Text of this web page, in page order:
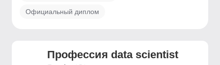
Официальный диплом
Профессия data scientist